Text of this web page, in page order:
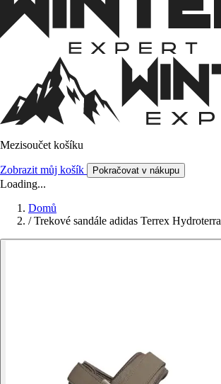
Mezisoučet košíku
Zobrazit můj košík Pokračovat v nákupu
Loading...
Domů
/ Trekové sandále adidas Terrex Hydroterra